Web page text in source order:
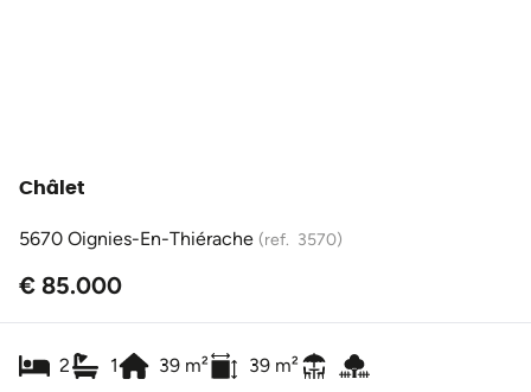
Châlet
5670 Oignies-En-Thiérache (ref. 3570)
€ 85.000
2 1 39 m² 39 m²